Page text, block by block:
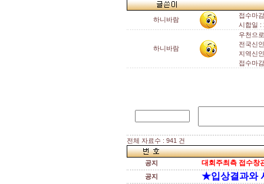
하니바람
접수마
시합일 :
하니바람
우천으
전국신
지역신
접수마
전체 자료수 : 941 건
공지 대회주최측 접수창
공지 ★입상결과와